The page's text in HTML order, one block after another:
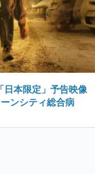
本限定」予告映像
ンシティ総合病